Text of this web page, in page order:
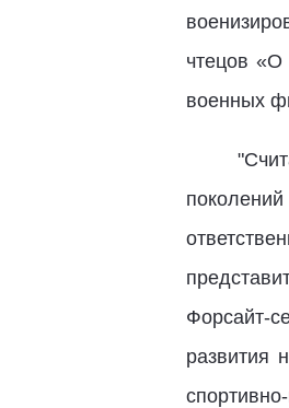
чтецов «О
военных
Форсайт-
развития